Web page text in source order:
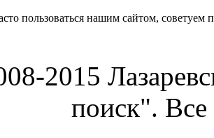
пользоваться нашим сайтом, советуем
2015
поиск".